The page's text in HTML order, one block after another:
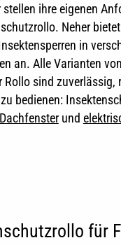
stellen ihre eigenen
Neher
in
an. Alle Varianten
Rollo sind zuverlässig,
bedienen:
Dachfensterund
für